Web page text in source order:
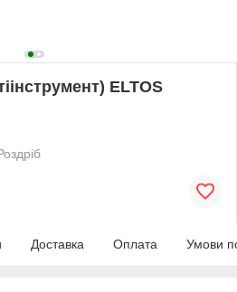
ELTOS
Доставка Оплата Умови